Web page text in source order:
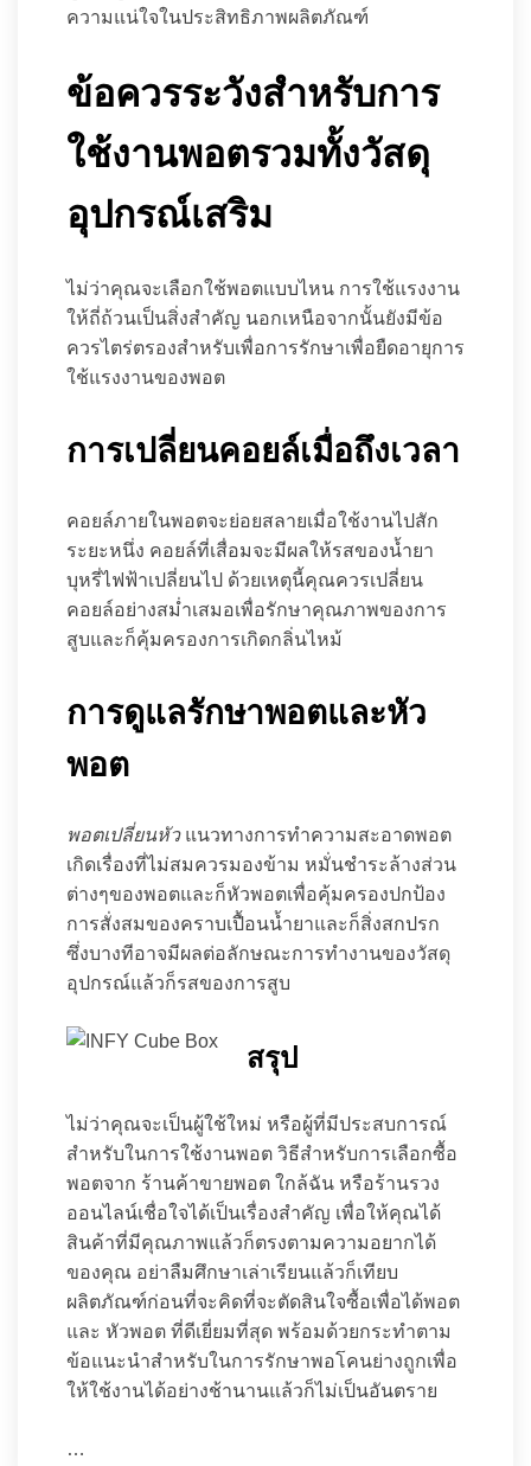
ความแน่ใจในประสิทธิภาพผลิตภัณฑ์
ข้อควรระวังสำหรับการ
ใช้งานพอตรวมทั้งวัสดุ
อุปกรณ์เสริม
ไม่ว่าคุณจะเลือกใช้พอตแบบไหน การใช้แรงงาน
ให้ถี่ถ้วนเป็นสิ่งสำคัญ นอกเหนือจากนั้นยังมีข้อ
ควรไตร่ตรองสำหรับเพื่อการรักษาเพื่อยืดอายุการ
ใช้แรงงานของพอต
การเปลี่ยนคอยล์เมื่อถึงเวลา
คอยล์ภายในพอตจะย่อยสลายเมื่อใช้งานไปสัก
ระยะหนึ่ง คอยล์ที่เสื่อมจะมีผลให้รสของน้ำยา
บุหรี่ไฟฟ้าเปลี่ยนไป ด้วยเหตุนี้คุณควรเปลี่ยน
คอยล์อย่างสม่ำเสมอเพื่อรักษาคุณภาพของการ
สูบและก็คุ้มครองการเกิดกลิ่นไหม้
การดูแลรักษาพอตและหัว
พอต
พอตเปลี่ยนหัวแนวทางการทำความสะอาดพอต
เกิดเรื่องที่ไม่สมควรมองข้าม หมั่นชำระล้างส่วน
ต่างๆของพอตและก็หัวพอตเพื่อคุ้มครองปกป้อง
การสั่งสมของคราบเปื้อนน้ำยาและก็สิ่งสกปรก
ซึ่งบางทีอาจมีผลต่อลักษณะการทำงานของวัสดุ
อุปกรณ์แล้วก็รสของการสูบ
สรุป
ไม่ว่าคุณจะเป็นผู้ใช้ใหม่ หรือผู้ที่มีประสบการณ์
สำหรับในการใช้งานพอต วิธีสำหรับการเลือกซื้อ
พอตจาก ร้านค้าขายพอต ใกล้ฉัน หรือร้านรวง
ออนไลน์เชื่อใจได้เป็นเรื่องสำคัญ เพื่อให้คุณได้
สินค้าที่มีคุณภาพแล้วก็ตรงตามความอยากได้
ของคุณ อย่าลืมศึกษาเล่าเรียนแล้วก็เทียบ
ผลิตภัณฑ์ก่อนที่จะคิดที่จะตัดสินใจซื้อเพื่อได้พอต
และ หัวพอต ที่ดีเยี่ยมที่สุด พร้อมด้วยกระทำตาม
ข้อแนะนำสำหรับในการรักษาพอโคนย่างถูกเพื่อ
ให้ใช้งานได้อย่างช้านานแล้วก็ไม่เป็นอันตราย
…